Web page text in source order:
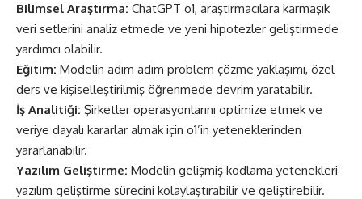
Bilimsel Araştırma: ChatGPT o1, araştırmacılara karmaşık
veri setlerini analiz etmede ve yeni hipotezler geliştirmede
yardımcı olabilir.
Eğitim: Modelin adım adım problem çözme yaklaşımı, özel
ders ve kişiselleştirilmiş öğrenmede devrim yaratabilir.
İş Analitiği: Şirketler operasyonlarını optimize etmek ve
veriye dayalı kararlar almak için o1’in yeteneklerinden
yararlanabilir.
Yazılım Geliştirme: Modelin gelişmiş kodlama yetenekleri
yazılım geliştirme sürecini kolaylaştırabilir ve geliştirebilir.